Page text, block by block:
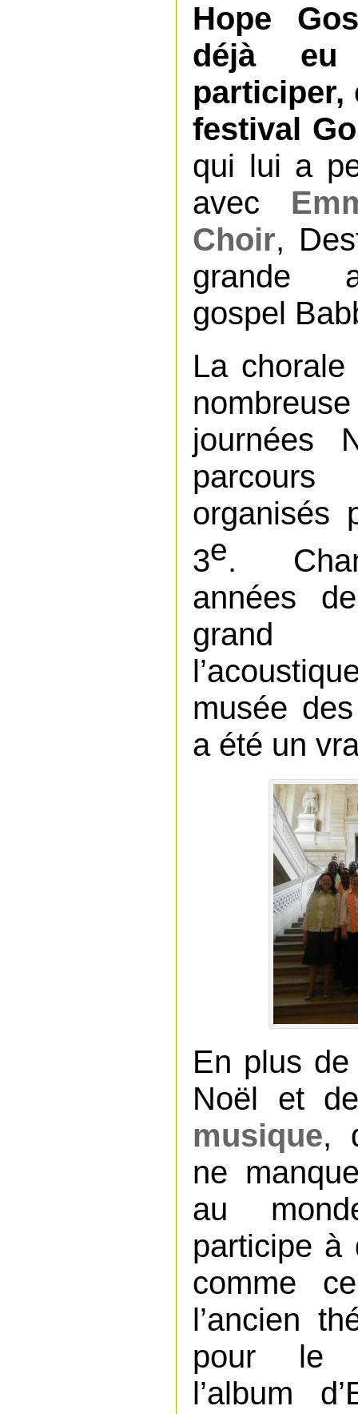
Hope
déjà
participer,
festival
qui lui a
avec
Choir,
grande
gospel
La
journées
organisés
3e.
années
grand
musée
a été un
En plus
Noël et
musique,
ne
au
participe à
comme
l’ancien
pour le
l’album